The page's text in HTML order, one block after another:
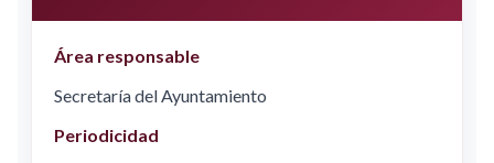
Área responsable
Secretaría del Ayuntamiento
Periodicidad